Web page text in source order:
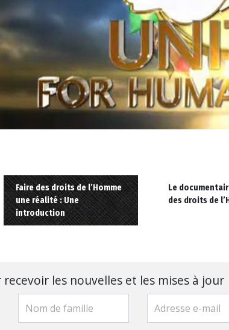
Faire des droits de l’Homme
une réalité : Une
introduction
Le
des droits de
recevoir les nouvelles et les mises à jour